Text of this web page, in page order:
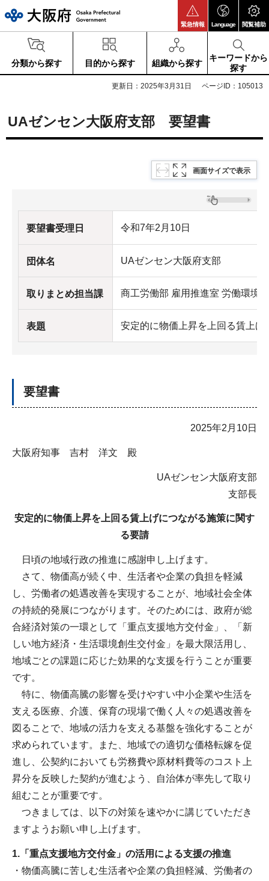
緊急情報 Language 閲覧補助
分類から探す 目的から探す 組織から探す
キーワードから
探す
更新日：2025年3月31日 ページID：105013
UAゼンセン大阪府支部 要望書
画面サイズで表示
要望書受理日 令和7年2月10日
団体名 UAゼンセン大阪府支部
取りまとめ担当課 商工労働部 雇用推進室 労働環境課
表題 安定的に物価上昇を上回る賃上
要望書
2025年2月10日
大阪府知事 吉村 洋文 殿
UAゼンセン大阪府支部
支部長
安定的に物価上昇を上回る賃上げにつながる施策に関す
る要請
日頃の地域行政の推進に感謝申し上げます。
さて、物価高が続く中、生活者や企業の負担を軽減
し、労働者の処遇改善を実現することが、地域社会全体
の持続的発展につながります。そのためには、政府が総
合経済対策の一環として「重点支援地方交付金」、「新
しい地方経済・生活環境創生交付金」を最大限活用し、
地域ごとの課題に応じた効果的な支援を行うことが重要
です。
特に、物価高騰の影響を受けやすい中小企業や生活を
支える医療、介護、保育の現場で働く人々の処遇改善を
図ることで、地域の活力を支える基盤を強化することが
求められています。また、地域での適切な価格転嫁を促
進し、公契約においても労務費や原材料費等のコスト上
昇分を反映した契約が進むよう、自治体が率先して取り
組むことが重要です。
つきましては、以下の対策を速やかに講じていただき
ますようお願い申し上げます。
1.「重点支援地方交付金」の活用による支援の推進
・物価高騰に苦しむ生活者や企業の負担軽減、労働者の